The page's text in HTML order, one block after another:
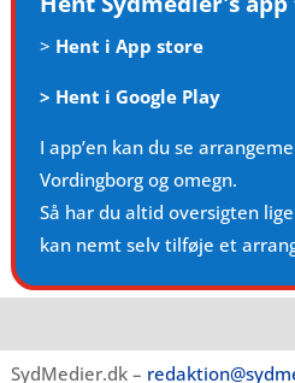
> Hent i App store
> Hent i Google Play
I app’en kan du se
Vordingborg og omegn.
Så har du altid oversigten
kan nemt selv tilføje et
SydMedier.dk –